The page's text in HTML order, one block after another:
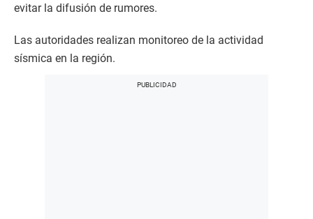
evitar la difusión de rumores.
Las autoridades realizan monitoreo de la actividad
sísmica en la región.